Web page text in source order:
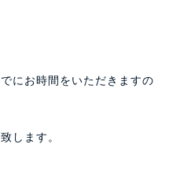
にお時間をいただきますの
します。